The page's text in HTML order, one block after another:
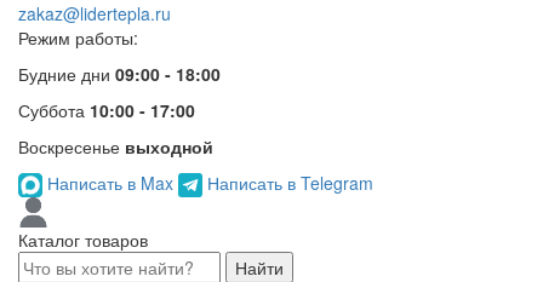
zakaz@lidertepla.ru
Режим работы:
Будние дни 09:00 - 18:00
Суббота 10:00 - 17:00
Воскресенье выходной
Написать в Max
Написать в Telegram
Каталог товаров
Найти